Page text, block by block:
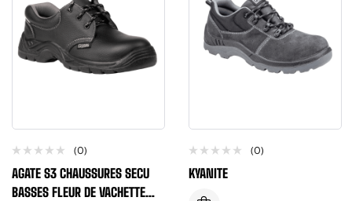
(0)
AGATE S3 CHAUSSURES SECU
BASSES FLEUR DE VACHETTE
(0)
KYANITE